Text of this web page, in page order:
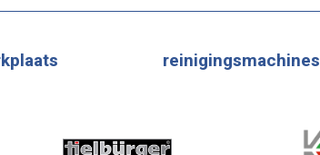
reinigingsmachines